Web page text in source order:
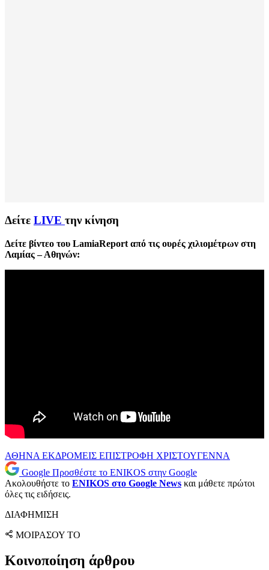
Δείτε LIVE την κίνηση
Δείτε βίντεο του LamiaReport από τις ουρές χιλιομέτρων στη
Λαμίας – Αθηνών:
ΑΘΗΝΑ ΕΚΔΡΟΜΕΙΣ ΕΠΙΣΤΡΟΦΗ ΧΡΙΣΤΟΥΓΕΝΝΑ
Google Προσθέστε το ENIKOS στην Google
Ακολουθήστε το ENIKOS στο Google News και μάθετε πρώτοι
όλες τις ειδήσεις.
ΔΙΑΦΗΜΙΣΗ
ΜΟΙΡΑΣΟΥ ΤΟ
Κοινοποίηση άρθρου